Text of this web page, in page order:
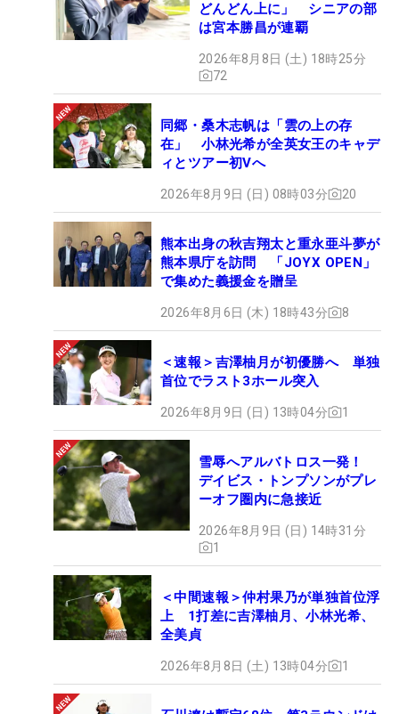
どんどん上に」 シニアの部
は宮本勝昌が連覇
2026年8月8日 (土) 18時25分
72
同郷・桑木志帆は「雲の上の存
在」 小林光希が全英女王のキャデ
ィとツアー初Vへ
2026年8月9日 (日) 08時03分 20
熊本出身の秋吉翔太と重永亜斗夢が
熊本県庁を訪問 「JOYX OPEN」
で集めた義援金を贈呈
2026年8月6日 (木) 18時43分 8
＜速報＞吉澤柚月が初優勝へ 単独
首位でラスト3ホール突入
2026年8月9日 (日) 13時04分 1
雪辱へアルバトロス一発！
デイビス・トンプソンがプレ
ーオフ圏内に急接近
2026年8月9日 (日) 14時31分
1
＜中間速報＞仲村果乃が単独首位浮
上 1打差に吉澤柚月、小林光希、
全美貞
2026年8月8日 (土) 13時04分 1